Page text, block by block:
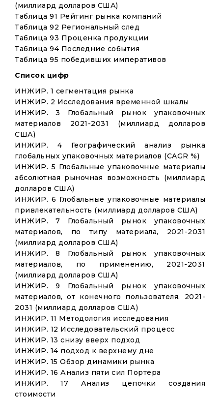
(миллиард долларов США)
Таблица 91 Рейтинг рынка компаний
Таблица 92 Региональный след
Таблица 93 Проценка продукции
Таблица 94 Последние события
Таблица 95 победивших императивов
Список цифр
ИНЖИР. 1 сегментация рынка
ИНЖИР. 2 Исследования временной шкалы
ИНЖИР. 3 Глобальный рынок упаковочных
материалов 2021-2031 (миллиард долларов
США)
ИНЖИР. 4 Географический анализ рынка
глобальных упаковочных материалов (CAGR %)
ИНЖИР. 5 Глобальные упаковочные материалы
абсолютная рыночная возможность (миллиард
долларов США)
ИНЖИР. 6 Глобальные упаковочные материалы
привлекательность (миллиард долларов США)
ИНЖИР. 7 Глобальный рынок упаковочных
материалов, по типу материала, 2021-2031
(миллиард долларов США)
ИНЖИР. 8 Глобальный рынок упаковочных
материалов, по применению, 2021-2031
(миллиард долларов США)
ИНЖИР. 9 Глобальный рынок упаковочных
материалов, от конечного пользователя, 2021-
2031 (миллиард долларов США)
ИНЖИР. 11 Методология исследования
ИНЖИР. 12 Исследовательский процесс
ИНЖИР. 13 снизу вверх подход
ИНЖИР. 14 подход к верхнему дне
ИНЖИР. 15 Обзор динамики рынка
ИНЖИР. 16 Анализ пяти сил Портера
ИНЖИР. 17 Анализ цепочки создания
стоимости